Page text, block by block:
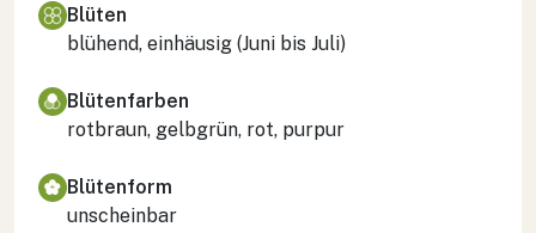
Blüten
blühend, einhäusig (Juni bis Juli)
Blütenfarben
rotbraun, gelbgrün, rot, purpur
Blütenform
unscheinbar